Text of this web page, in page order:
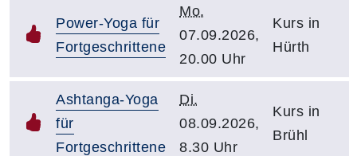
Power-Yoga für
Fortgeschrittene
Mo.
07.09.2026,
20.00 Uhr
Kurs in
Hürth
Ashtanga-Yoga
für
Fortgeschrittene
Di.
08.09.2026,
8.30 Uhr
Kurs in
Brühl